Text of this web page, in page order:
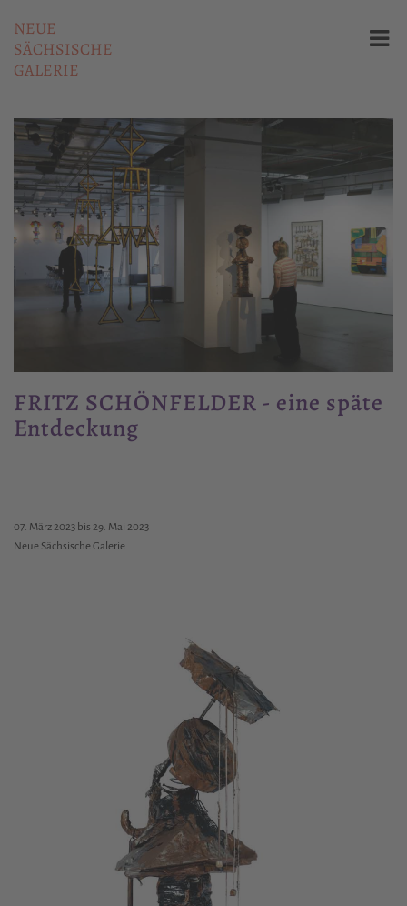
NEUE
SÄCHSISCHE
GALERIE
FRITZ SCHÖNFELDER - eine späte
Entdeckung
07. März 2023 bis 29. Mai 2023
Neue Sächsische Galerie